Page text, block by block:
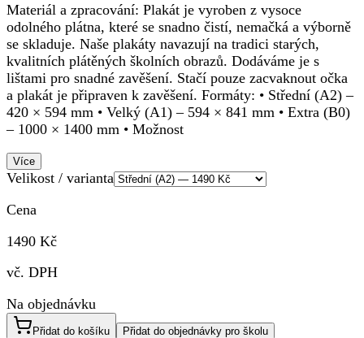
Materiál a zpracování: Plakát je vyroben z vysoce
odolného plátna, které se snadno čistí, nemačká a výborně
se skladuje. Naše plakáty navazují na tradici starých,
kvalitních plátěných školních obrazů. Dodáváme je s
lištami pro snadné zavěšení. Stačí pouze zacvaknout očka
a plakát je připraven k zavěšení. Formáty: • Střední (A2) –
420 × 594 mm • Velký (A1) – 594 × 841 mm • Extra (B0)
– 1000 × 1400 mm • Možnost
Více
Velikost / varianta
Cena
1490 Kč
vč. DPH
Na objednávku
Přidat do košíku Přidat do objednávky pro školu